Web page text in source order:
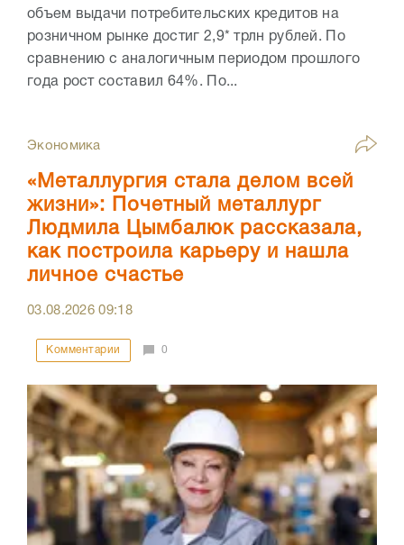
объем выдачи потребительских кредитов на
розничном рынке достиг 2,9* трлн рублей. По
сравнению с аналогичным периодом прошлого
года рост составил 64%. По...
Экономика
«Металлургия стала делом всей
жизни»: Почетный металлург
Людмила Цымбалюк рассказала,
как построила карьеру и нашла
личное счастье
03.08.202609:18
Комментарии 0